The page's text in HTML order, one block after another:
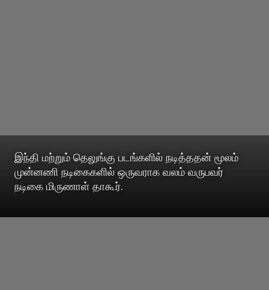
இந்தி மற்றும் தெலுங்கு படங்களில் நடித்ததன் மூலம்
முன்னணி நடிகைகளில் ஒருவராக வலம் வருபவர்
நடிகை மிருணாள் தாகூர்.